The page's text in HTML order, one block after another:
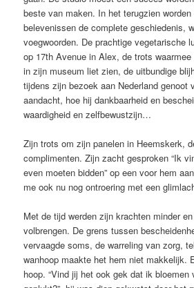
beste van maken. In het terugzien worden
belevenissen de complete geschiedenis,
voegwoorden. De prachtige vegetarische
op 17th Avenue in Alex, de trots
in zijn museum liet zien, de uitbundige
tijdens zijn bezoek aan Nederland genoot
aandacht, hoe hij dankbaarheid en
waardigheid en zelfbewustzijn…
Zijn trots om zijn panelen in Heemskerk,
complimenten. Zijn zacht gesproken “Ik
even moeten bidden” op een voor hem
me ook nu nog ontroering met een
Met de tijd werden zijn krachten minder
volbrengen. De grens tussen
vervaagde soms, de warreling van zorg,
wanhoop maakte het hem niet makkelijk.
hoop. “Vind jij het ook gek dat ik bloemen